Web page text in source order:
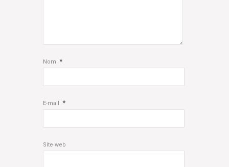
Nom *
E-mail *
Site web